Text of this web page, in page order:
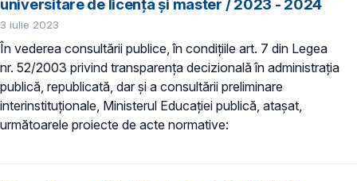
universitare de licență și master / 2023 - 2024
3 iulie 2023
În vederea consultării publice, în condiţiile art. 7 din Legea
nr. 52/2003 privind transparenţa decizională în administraţia
publică, republicată, dar și a consultării preliminare
interinstituționale, Ministerul Educaţiei publică, atașat,
următoarele proiecte de acte normative: